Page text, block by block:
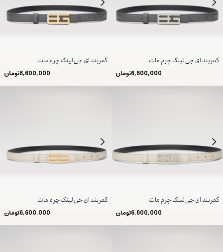
کمربند ای جی لینک چرم مات
6,600,000تومان
کمربند ای جی لینک چرم مات
6,600,000تومان
کمربند ای جی لینک چرم مات
6,600,000تومان
کمربند ای جی لینک چرم مات
6,600,000تومان